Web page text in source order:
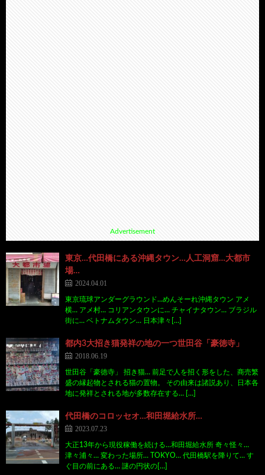
Advertisement
東京…代田橋にある沖縄タウン…人工洞窟…大都市
場…
2024.04.01
東京琉球アンダーグラウンド…めんそーれ沖縄タウン アメ
横… アメ村… コリアンタウンに… チャイナタウン… ブラジル
街に… ベトナムタウン… 日本津々[…]
都内3大招き猫発祥の地の一つ世田谷「豪徳寺」
2018.06.19
世田谷「豪徳寺」 招き猫… 前足で人を招く形をした、商売繁
盛の縁起物とされる猫の置物。 その由来は諸説あり、日本各
地に発祥とされる地が多数存在する… […]
代田橋のコロッセオ…和田堀給水所…
2023.07.23
大正13年から現役稼働を続ける…和田堀給水所 奇々怪々…
津々浦々… 変わった場所… TOKYO… 代田橋駅を降りて… す
ぐ目の前にある… 謎の円状の[…]